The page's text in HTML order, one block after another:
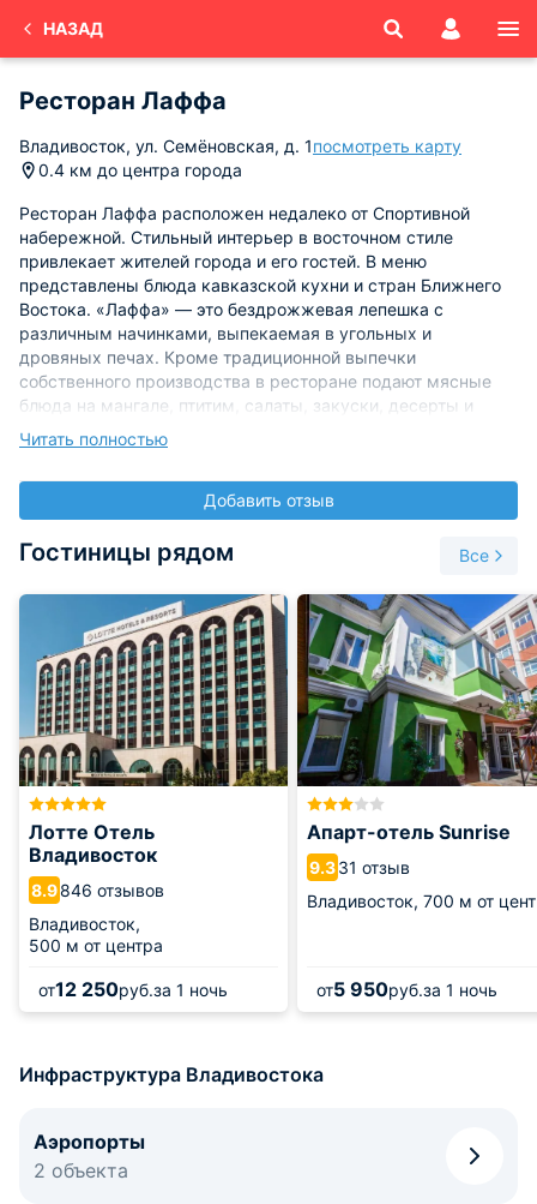
НАЗАД
Ресторан Лаффа
Владивосток, ул. Семёновская, д. 1посмотреть карту
0.4 км до центра города
Ресторан Лаффа расположен недалеко от Спортивной
набережной. Стильный интерьер в восточном стиле
привлекает жителей города и его гостей. В меню
представлены блюда кавказской кухни и стран Ближнего
Востока. «Лаффа» — это бездрожжевая лепешка с
различным начинками, выпекаемая в угольных и
дровяных печах. Кроме традиционной выпечки
собственного производства в ресторане подают мясные
блюда на мангале, птитим, салаты, закуски, десерты и
многое другое. Для малышей работает игровая комната, в
теплое время открыта уютная терраса.
Пн, Вт с 11:00 до 00:00
Пт, Сб с 12:00 до 03:00
Читать полностью
Добавить отзыв
Гостиницы рядом Все
Лотте Отель
Владивосток
8.9846 отзывов
Владивосток,
500 м от центра
от12 250руб.за 1 ночь
Апарт-отель Sunrise
9.331 отзыв
Владивосток, 700 м от
от5 950руб.за 1 ночь
Инфраструктура Владивостока
Аэропорты
2 объекта